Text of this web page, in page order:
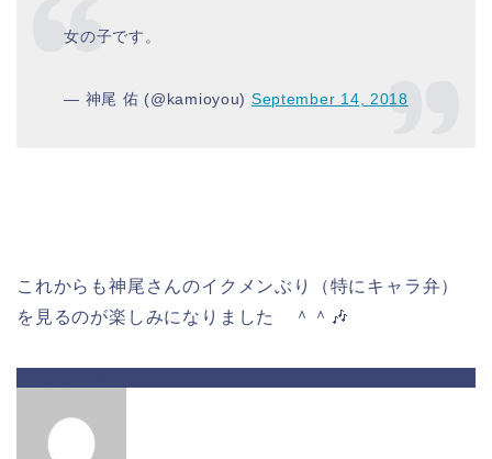
女の子です。
— 神尾 佑 (@kamioyou) September 14, 2018
これからも神尾さんのイクメンぶり（特にキャラ弁）
を見るのが楽しみになりました ＾＾🎶